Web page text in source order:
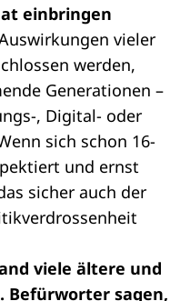
einbringen
vieler
werden,
Generationen –
, Digital- oder
sich schon 16-
und ernst
sicher auch der
viele ältere und
Befürworter sagen,